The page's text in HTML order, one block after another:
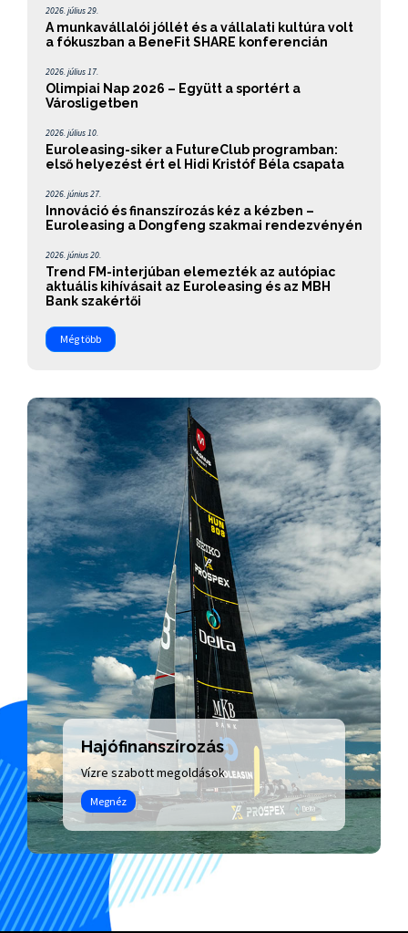
2026. július 29.
A munkavállalói jóllét és a vállalati kultúra volt
a fókuszban a BeneFit SHARE konferencián
2026. július 17.
Olimpiai Nap 2026 – Együtt a sportért a
Városligetben
2026. július 10.
Euroleasing-siker a FutureClub programban:
első helyezést ért el Hidi Kristóf Béla csapata
2026. június 27.
Innováció és finanszírozás kéz a kézben –
Euroleasing a Dongfeng szakmai rendezvényén
2026. június 20.
Trend FM-interjúban elemezték az autópiac
aktuális kihívásait az Euroleasing és az MBH
Bank szakértői
Még több
Hajófinanszírozás
Vízre szabott megoldások
Megnéz